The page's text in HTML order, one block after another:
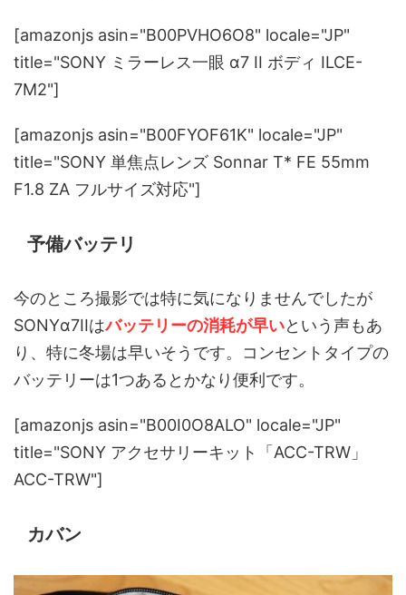
[amazonjs asin="B00PVHO6O8" locale="JP"
title="SONY ミラーレス一眼 α7 II ボディ ILCE-
7M2"]
[amazonjs asin="B00FYOF61K" locale="JP"
title="SONY 単焦点レンズ Sonnar T* FE 55mm
F1.8 ZA フルサイズ対応"]
予備バッテリ
今のところ撮影では特に気になりませんでしたが
SONYα7IIはバッテリーの消耗が早いという声もあ
り、特に冬場は早いそうです。コンセントタイプの
バッテリーは1つあるとかなり便利です。
[amazonjs asin="B00I0O8ALO" locale="JP"
title="SONY アクセサリーキット「ACC-TRW」
ACC-TRW"]
カバン